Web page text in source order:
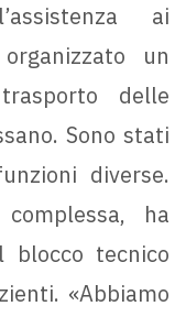
ai
un
delle
Sono stati
diverse.
ha
blocco tecnico
«Abbiamo